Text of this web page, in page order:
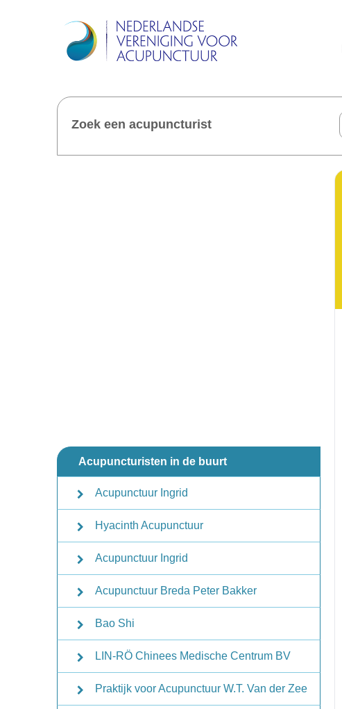
Zoek een acupuncturist
Acupuncturisten in de buurt
Acupunctuur Ingrid
Hyacinth Acupunctuur
Acupunctuur Ingrid
Acupunctuur Breda Peter Bakker
Bao Shi
LIN-RÖ Chinees Medische Centrum BV
Praktijk voor Acupunctuur W.T. Van der Zee